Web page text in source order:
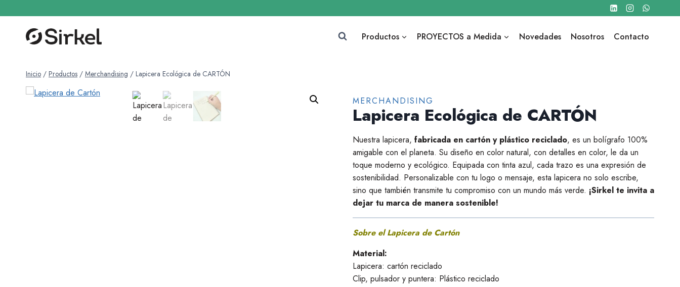
al
contenido
Productos PROYECTOS a Medida Novedades Nosotros Contacto
Inicio / Productos / Merchandising / Lapicera Ecológica de CARTÓN
MERCHANDISING
Lapicera Ecológica de CARTÓN
Nuestra lapicera, fabricada en cartón y plástico reciclado, es un bolígrafo 100%
amigable con el planeta. Su diseño en color natural, con detalles en color, le da un
toque moderno y ecológico. Equipada con tinta azul, cada trazo es una expresión de
sostenibilidad. Personalizable con tu logo o mensaje, esta lapicera no solo escribe,
sino que también transmite tu compromiso con un mundo más verde. ¡Sirkel te invita a
dejar tu marca de manera sostenible!
Sobre el Lapicera de Cartón
Material:
Lapicera: cartón reciclado
Clip, pulsador y puntera: Plástico reciclado